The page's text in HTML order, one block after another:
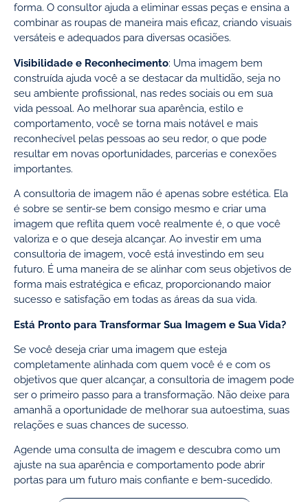
forma. O consultor ajuda a eliminar essas peças e ensina a
combinar as roupas de maneira mais eficaz, criando visuais
versáteis e adequados para diversas ocasiões.
Visibilidade e Reconhecimento: Uma imagem bem
construída ajuda você a se destacar da multidão, seja no
seu ambiente profissional, nas redes sociais ou em sua
vida pessoal. Ao melhorar sua aparência, estilo e
comportamento, você se torna mais notável e mais
reconhecível pelas pessoas ao seu redor, o que pode
resultar em novas oportunidades, parcerias e conexões
importantes.
A consultoria de imagem não é apenas sobre estética. Ela
é sobre se sentir-se bem consigo mesmo e criar uma
imagem que reflita quem você realmente é, o que você
valoriza e o que deseja alcançar. Ao investir em uma
consultoria de imagem, você está investindo em seu
futuro. É uma maneira de se alinhar com seus objetivos de
forma mais estratégica e eficaz, proporcionando maior
sucesso e satisfação em todas as áreas da sua vida.
Está Pronto para Transformar Sua Imagem e Sua Vida?
Se você deseja criar uma imagem que esteja
completamente alinhada com quem você é e com os
objetivos que quer alcançar, a consultoria de imagem pode
ser o primeiro passo para a transformação. Não deixe para
amanhã a oportunidade de melhorar sua autoestima, suas
relações e suas chances de sucesso.
Agende uma consulta de imagem e descubra como um
ajuste na sua aparência e comportamento pode abrir
portas para um futuro mais confiante e bem-sucedido.